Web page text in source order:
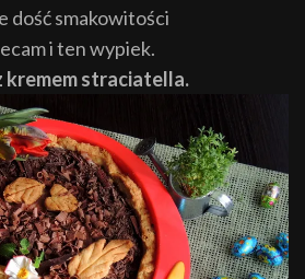
dość smakowitości
i ten wypiek.
kremem straciatella.